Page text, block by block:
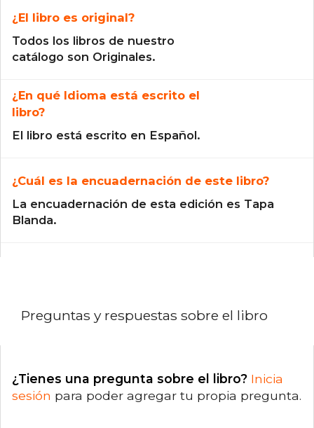
¿El libro es original?
Todos los libros de nuestro
catálogo son Originales.
¿En qué Idioma está escrito el
libro?
El libro está escrito en Español.
¿Cuál es la encuadernación de este libro?
La encuadernación de esta edición es Tapa
Blanda.
Preguntas y respuestas sobre el libro
¿Tienes una pregunta sobre el libro? Inicia
sesión para poder agregar tu propia pregunta.